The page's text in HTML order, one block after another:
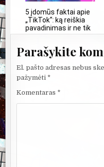
5 įdomūs faktai apie
„TikTok“: ką reiškia
pavadinimas ir ne tik
Parašykite
El. pašto adresas nebus
pažymėti *
Komentaras *